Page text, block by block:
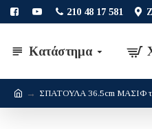
210 48 17 581
Κατάστημα
ΣΠΑΤΟΥΛΑ 36.5cm ΜΑΣΙΦ